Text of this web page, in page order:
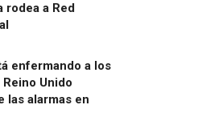
rodea a Red
enfermando a los
Unido
las alarmas en